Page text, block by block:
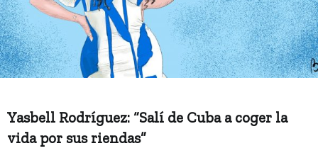
Yasbell Rodríguez: “Salí de Cuba a coger la
vida por sus riendas”